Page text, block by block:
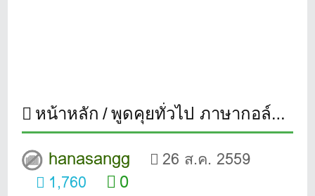
หน้าหลัก พูดคุยทั่วไป ภาษากอล์ฟ
hanasangg
26 ส.ค. 2559
1,760
0